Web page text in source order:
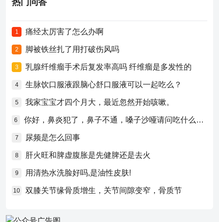
热门问答
1 痛经太厉害了怎么办啊
2 脚被铁丝扎了用打破伤风吗
3 乳腺纤维瘤手术后复发率高吗 纤维瘤是多发性的
4 生脉饮口服液跟脑心舒口服液可以一起吃么？
5 我家宝宝才四个月大，最近忽然开始咳嗽。
6 你好，鼻炎犯了，鼻子不通，嗓子沙哑请问吃什么药比较好？
7 尿频是怎么回事
8 肝火旺和脾虚腹胀是先健脾还是去火
9 用清热水洗脸好吗,是油性皮肤!
10 双膝关节缘骨质增生，关节间隙变窄，骨质节